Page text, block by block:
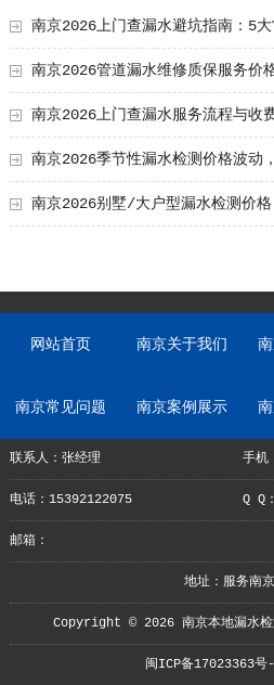
南京2026上门查漏水避坑指南：5
陷阱
南京2026管道漏水维修质保服务价
收费参考
南京2026上门查漏水服务流程与收
费指南
南京2026季节性漏水检测价格波动
差异
南京2026别墅/大户型漏水检测价
网站首页 南京关于我们
南京常见问题 南京案例展示
联系人：张经理 手机
电话：15392122075 Q Q：
邮箱：
地址：服务南
Copyright © 2026 南京本地漏水
闽ICP备17023363号